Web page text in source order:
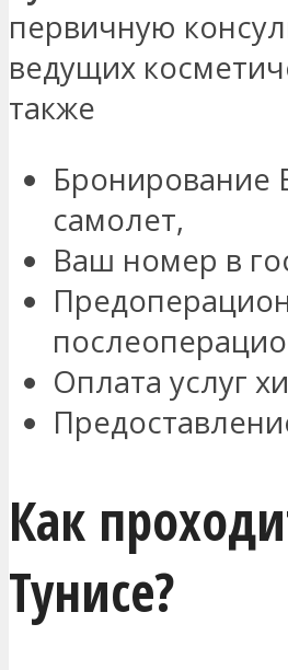
первичную
ведущих
также
Бронирование
самолет,
Ваш номер в
Оплата услуг
Как
Тунисе?